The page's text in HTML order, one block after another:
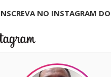
NO INSTAGRAM